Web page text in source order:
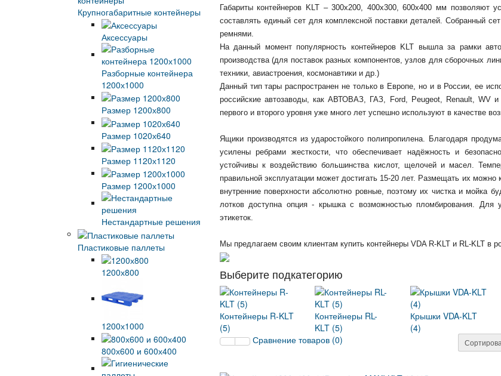
Крупногабаритные контейнеры
Аксессуары
Разборные контейнера
1200х1000
Размер 1200х800
Размер 1020х640
Размер 1120х1120
Размер 1200х1000
Нестандартные решения
Пластиковые паллеты
1200х800
1200х1000
800х600 и 600х400
Габариты контейнеров KLT – 300х200, 400х300, 600х400 мм позволяют
составлять единый сет для комплексной поставки деталей. Собранный
ремнями.
На данный момент популярность контейнеров KLT вышла за рамки
производства (для поставок разных компонентов, узлов для сборочных
техники, авиастроения, космонавтики и др.)
Данный тип тары распространен не только в Европе, но и в России, ее
российские автозаводы, как АВТОВАЗ, ГАЗ, Ford, Peugeot, Renault, WV
первого и второго уровня уже много лет успешно используют в качестве
Ящики производятся из ударостойкого полипропилена. Благодаря
усилены ребрами жесткости, что обеспечивает надёжность и
устойчивы к воздействию большинства кислот, щелочей и масел.
правильной эксплуатации может достигать 15-20 лет. Размещать их
внутренние поверхности абсолютно ровные, поэтому их чистка и мойка
лотков доступна опция - крышка с возможностью пломбирования. Для
этикеток.
Мы предлагаем своим клиентам купить контейнеры VDA R-KLT и RL-KLT в
Выберите подкатегорию
Контейнеры R-KLT
(5)
Контейнеры RL-
KLT (5)
Крышки VDA-KLT
(4)
Сравнение товаров (0)